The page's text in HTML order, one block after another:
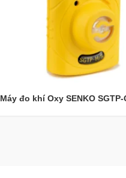
Máy đo khí Oxy SENKO SGTP-